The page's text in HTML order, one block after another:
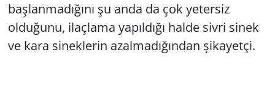
başlanmadığını şu anda da çok yetersiz
olduğunu, ilaçlama yapıldığı halde sivri sinek
ve kara sineklerin azalmadığından şikayetçi.